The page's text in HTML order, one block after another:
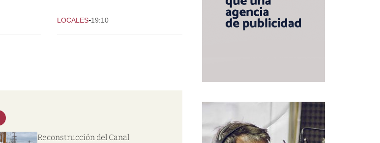
LOCALES-19:10
Reconstrucción del Canal